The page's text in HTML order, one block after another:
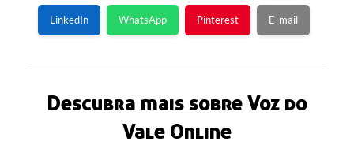
LinkedIn WhatsApp Pinterest E-mail
Descubra mais sobre Voz do
Vale Online